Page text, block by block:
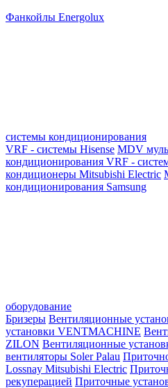
Фанкойлы Energolux
системы кондиционирования
VRF - системы Hisense MDV
кондиционирования VRF -
кондиционеры Mitsubishi Electric
кондиционирования Samsung
оборудование
Бризеры Вентиляционные
установки VENTMACHINE
ZILON Вентиляционные
вентиляторы Soler Palau
Lossnay Mitsubishi Electric
рекуперацией Приточные